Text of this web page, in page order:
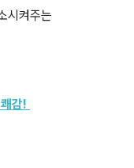
시켜주는
감!